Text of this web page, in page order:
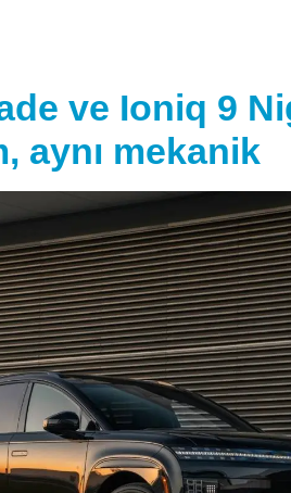
ve Ioniq 9
aynı mekanik